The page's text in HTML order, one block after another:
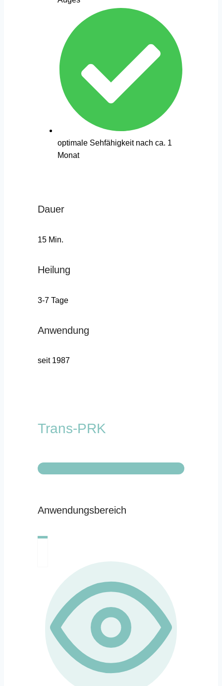
optimale Sehfähigkeit nach ca. 1
Monat
Dauer
15 Min.
Heilung
3-7 Tage
Anwendung
seit 1987
Trans-PRK
Anwendungsbereich